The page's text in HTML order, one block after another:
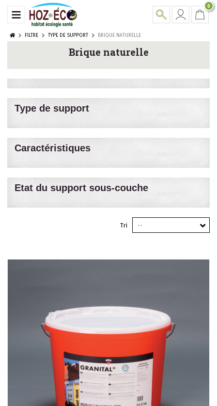
0
FILTRE TYPE DE SUPPORT BRIQUE NATURELLE
Brique naturelle
Type de support
Caractéristiques
Etat du support sous-couche
Tri --